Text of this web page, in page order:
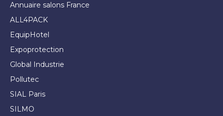
Annuaire salons France
ALL4PACK
EquipHotel
Expoprotection
Global Industrie
Pollutec
SIAL Paris
SILMO